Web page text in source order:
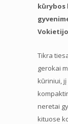
kūrybos
Tikra
gerokai
kūriniui,
neretai
kituose